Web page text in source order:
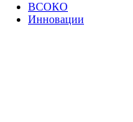
ВСОКО
Инновации